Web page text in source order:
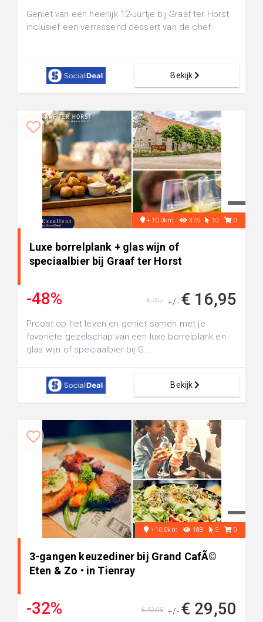
Geniet van een heerlijk 12-uurtje bij Graaf ter Horst:
inclusief een verrassend dessert van de chef
Bekijk
+10.0km 376 10 0
Luxe borrelplank + glas wijn of
speciaalbier bij Graaf ter Horst
-48% +/- € 16,95
€ 32,-
Proost op het leven en geniet samen met je
favoriete gezelschap van een luxe borrelplank en
glas wijn of speciaalbier bij G...
Bekijk
+10.0km 188 5 0
3-gangen keuzediner bij Grand CafÃ©
Eten & Zo • in Tienray
-32% +/- € 29,50
€ 42,95